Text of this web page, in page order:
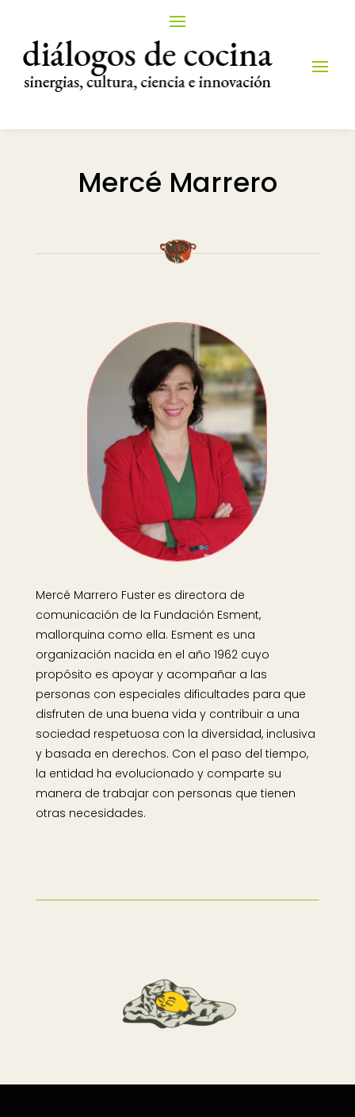
Mercé Marrero
Mercé Marrero Fuster es directora de
comunicación de la Fundación Esment,
mallorquina como ella. Esment es una
organización nacida en el año 1962 cuyo
propósito es apoyar y acompañar a las
personas con especiales dificultades para que
disfruten de una buena vida y contribuir a una
sociedad respetuosa con la diversidad, inclusiva
y basada en derechos. Con el paso del tiempo,
la entidad ha evolucionado y comparte su
manera de trabajar con personas que tienen
otras necesidades.